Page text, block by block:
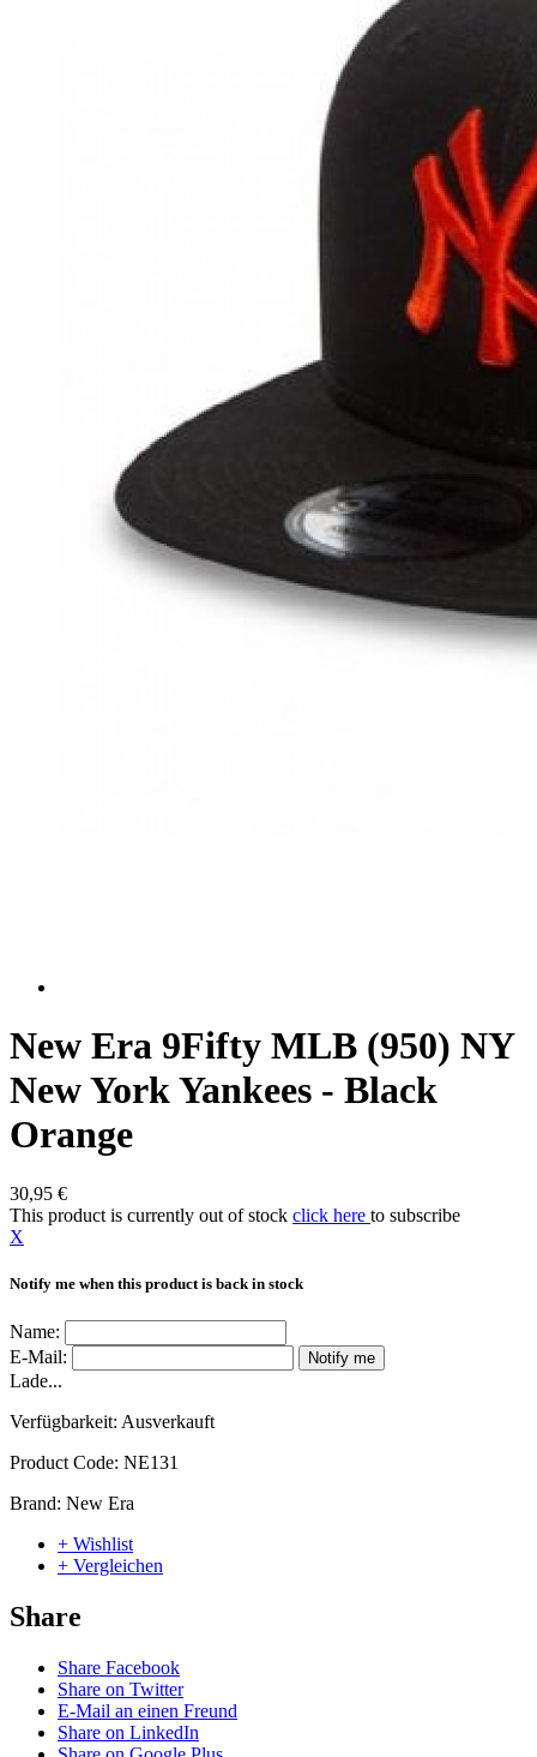
New Era 9Fifty MLB (950) NY
New York Yankees - Black
Orange
30,95 €
This product is currently out of stock click here to subscribe
X
Notify me when this product is back in stock
Name:
E-Mail:
Notify me
Lade...
Verfügbarkeit: Ausverkauft
Product Code: NE131
Brand: New Era
+ Wishlist
+ Vergleichen
Share
Share Facebook
Share on Twitter
E-Mail an einen Freund
Share on LinkedIn